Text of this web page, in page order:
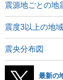
震源地ごとの地
震度3以上の地
震央分布図
最新の